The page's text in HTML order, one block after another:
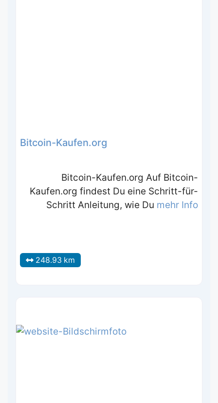
Bitcoin-Kaufen.org
Bitcoin-Kaufen.org Auf Bitcoin-
Kaufen.org findest Du eine Schritt-für-
Schritt Anleitung, wie Du mehr Info
248.93 km